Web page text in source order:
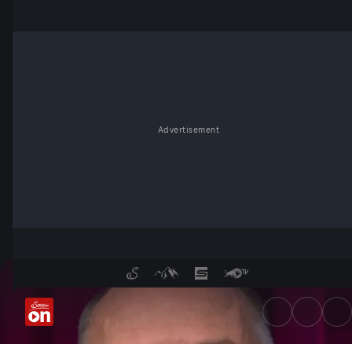
Advertisement
28. November -